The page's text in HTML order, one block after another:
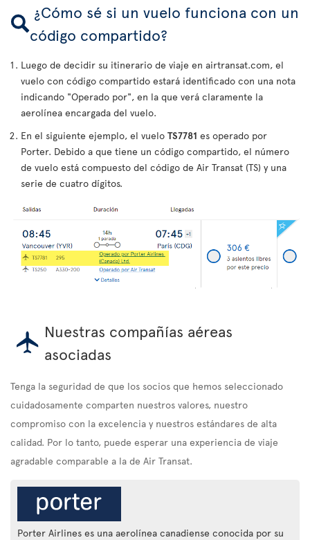
¿Cómo sé si un vuelo funciona con un
código compartido?
Luego de decidir su itinerario de viaje en airtransat.com, el
vuelo con código compartido estará identificado con una nota
indicando "Operado por", en la que verá claramente la
aerolínea encargada del vuelo.
En el siguiente ejemplo, el vuelo TS7781 es operado por
Porter. Debido a que tiene un código compartido, el número
de vuelo está compuesto del código de Air Transat (TS) y una
serie de cuatro dígitos.
Nuestras compañías aéreas
asociadas
Tenga la seguridad de que los socios que hemos seleccionado
cuidadosamente comparten nuestros valores, nuestro
compromiso con la excelencia y nuestros estándares de alta
calidad. Por lo tanto, puede esperar una experiencia de viaje
agradable comparable a la de Air Transat.
Porter Airlines es una aerolínea canadiense conocida por su